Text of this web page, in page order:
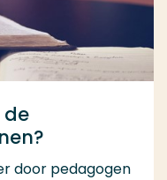
de
door pedagogen